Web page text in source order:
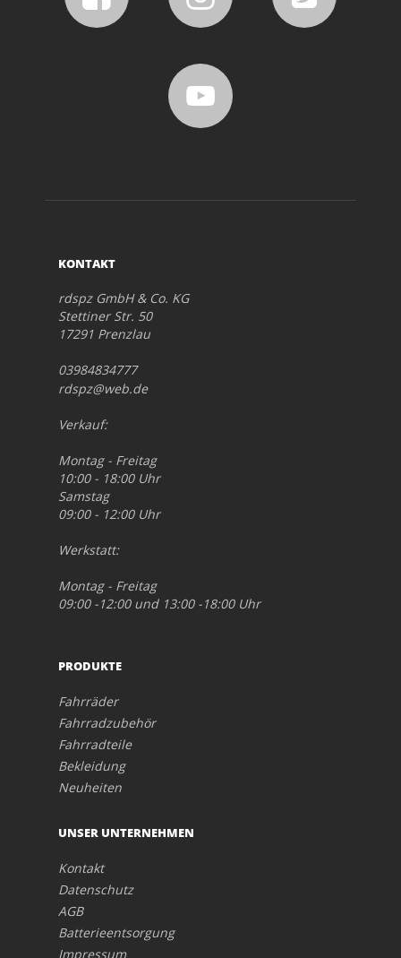
KONTAKT
rdspz GmbH & Co. KG
Stettiner Str. 50
17291 Prenzlau
03984834777
rdspz@web.de
Verkauf:
Montag - Freitag
10:00 - 18:00 Uhr
Samstag
09:00 - 12:00 Uhr
Werkstatt:
Montag - Freitag
09:00 -12:00 und 13:00 -18:00 Uhr
PRODUKTE
Fahrräder
Fahrradzubehör
Fahrradteile
Bekleidung
Neuheiten
UNSER UNTERNEHMEN
Kontakt
Datenschutz
AGB
Batterieentsorgung
Impressum